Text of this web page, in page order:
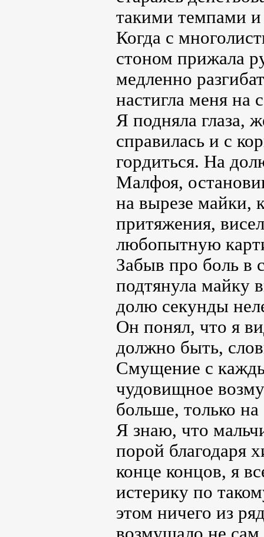
такими темпами и
Когда с
стоном прижала
медленно
настигла меня на
Я подняла глаза,
справилась и с
гордиться. На
Малфоя,
на вырезе майки,
притяжения,
любопытную
Забыв про боль в
подтянула майку
долю секунды
Он понял, что я
должно быть,
Смущение с
чудовищное
больше, только
Я знаю, что
порой благодаря
конце концов, я
истерику по
этом ничего из